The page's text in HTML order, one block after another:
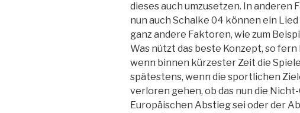
dieses auch umzusetzen. In anderen
nun auch Schalke 04 können ein
ganz andere Faktoren, wie zum
Was nützt das beste Konzept, so
wenn binnen kürzester Zeit die
spätestens, wenn die sportlichen
verloren gehen, ob das nun die
Europäischen Abstieg sei oder der